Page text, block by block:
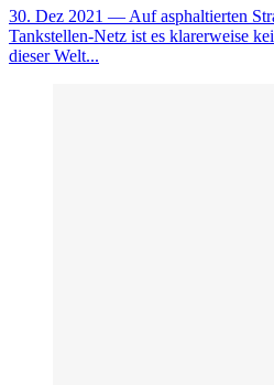
30. Dez 2021 — Auf asphaltierten
Tankstellen-Netz ist es klarerweise
dieser Welt...